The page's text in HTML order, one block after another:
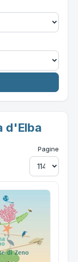
d'Elba
Pagine